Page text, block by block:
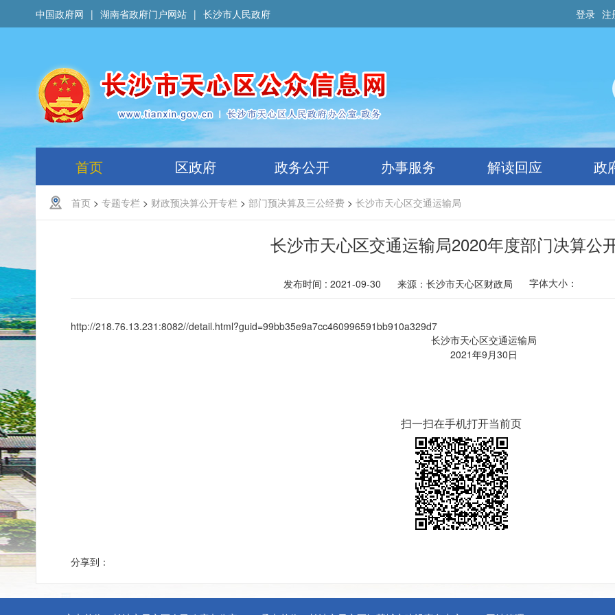
中国政府网 | 湖南省政府门户网站 | 长沙市人民政府 登录 注
首页 区政府 政务公开 办事服务 解读回应 政
首页 > 专题专栏 > 财政预决算公开专栏 > 部门预决算及三公经费 > 长沙市天心区交通运输局
长沙市天心区交通运输局2020年度部门决算公
发布时间 : 2021-09-30 来源： 长沙市天心区财政局 字体大小：
http://218.76.13.231:8082//detail.html?guid=99bb35e9a7cc460996591bb910a329d7
长沙市天心区交通运输局
2021年9月30日
扫一扫在手机打开当前页
分享到：